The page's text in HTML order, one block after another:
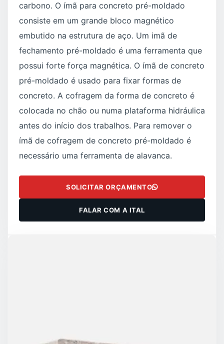
carbono. O ímã para concreto pré-moldado
consiste em um grande bloco magnético
embutido na estrutura de aço. Um imã de
fechamento pré-moldado é uma ferramenta que
possui forte força magnética. O ímã de concreto
pré-moldado é usado para fixar formas de
concreto. A cofragem da forma de concreto é
colocada no chão ou numa plataforma hidráulica
antes do início dos trabalhos. Para remover o
ímã de cofragem de concreto pré-moldado é
necessário uma ferramenta de alavanca.
SOLICITAR ORÇAMENTO
FALAR COM A ITAL